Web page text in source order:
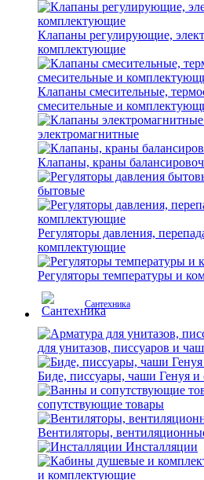
Клапаны регулирующие,
комплектующие
Клапаны смесительные,
смесительные и
электромагнитные
Клапаны, краны
бытовые
Регуляторы давления,
комплектующие
Регуляторы температуры и
Сантехника
для унитазов, писсуаров и чаш
Биде, писсуары, чаши Генуя
сопутствующие товары
Вентиляторы,
Инсталляции
и комплектующие